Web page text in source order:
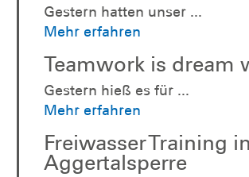
Gestern hatten unser ...
Mehr erfahren
Teamwork is dream
Gestern hieß es für ...
Mehr erfahren
Freiwasser Training
Aggertalsperre